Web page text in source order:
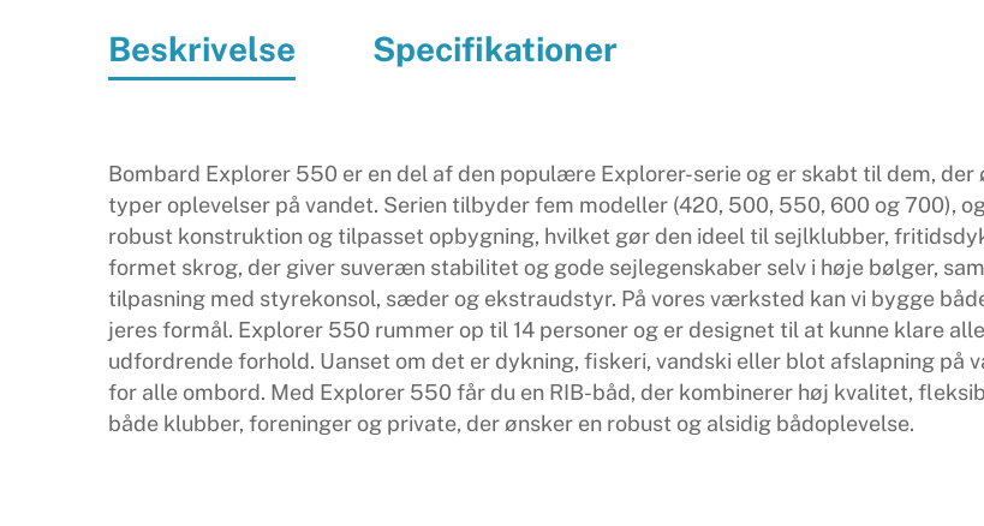
Beskrivelse Specifikationer
Bombard Explorer 550 er en del af den populære Explorer-serie og er skabt til dem,
typer oplevelser på vandet. Serien tilbyder fem modeller (420, 500, 550, 600 og 700),
robust konstruktion og tilpasset opbygning, hvilket gør den ideel til sejlklubber,
formet skrog, der giver suveræn stabilitet og gode sejlegenskaber selv i høje bølger,
tilpasning med styrekonsol, sæder og ekstraudstyr. På vores værksted kan vi bygge
jeres formål. Explorer 550 rummer op til 14 personer og er designet til at kunne klare
udfordrende forhold. Uanset om det er dykning, fiskeri, vandski eller blot afslapning på
for alle ombord. Med Explorer 550 får du en RIB-båd, der kombinerer høj kvalitet,
både klubber, foreninger og private, der ønsker en robust og alsidig bådoplevelse.